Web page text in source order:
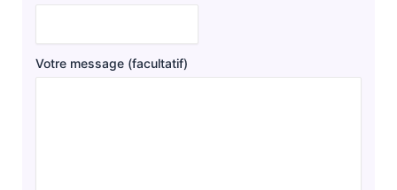
Votre message (facultatif)